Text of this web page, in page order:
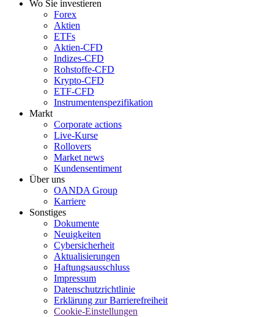
Wo Sie investieren
Forex
Aktien
ETFs
Aktien-CFD
Indizes-CFD
Rohstoffe-CFD
Krypto-CFD
ETF-CFD
Instrumentenspezifikation
Markt
Corporate actions
Live-Kurse
Rollovers
Market news
Kundensentiment
Über uns
OANDA Group
Karriere
Sonstiges
Dokumente
Neuigkeiten
Cybersicherheit
Aktualisierungen
Haftungsausschluss
Impressum
Datenschutzrichtlinie
Erklärung zur Barrierefreiheit
Cookie-Einstellungen